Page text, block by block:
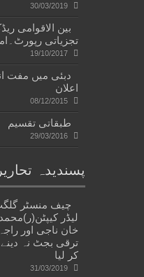
30/03/2019
بین الاقوامی
تجزیاتی
19/10/2017
دبئی میں مفت
اعلان
08/12/2015
طبقاتی تقسیم
29/03/2016
پسندیدہ تحاریر
چیف منسٹر
لیڈر
خان ناجی اور
ترقی بجٹ نہ دینے
کر لیا
31/03/2019